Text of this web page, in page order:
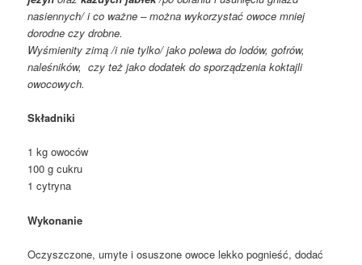
nasiennych/ i co ważne – można wykorzystać owoce mniej
dorodne czy drobne.
Wyśmienity zimą /i nie tylko/ jako polewa do lodów, gofrów,
naleśników, czy też jako dodatek do sporządzenia koktajli
owocowych.
Składniki
1 kg owoców
100 g cukru
1 cytryna
Wykonanie
Oczyszczone, umyte i osuszone owoce lekko pognieść, dodać